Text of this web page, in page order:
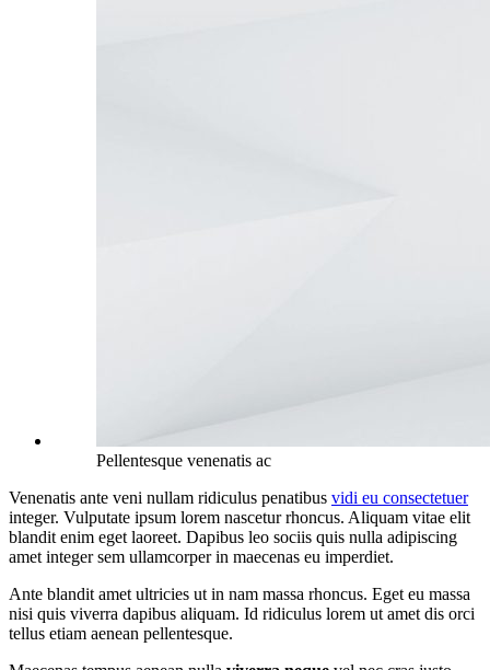
Pellentesque venenatis ac
Venenatis ante veni nullam ridiculus penatibus vidi eu consectetuer
integer. Vulputate ipsum lorem nascetur rhoncus. Aliquam vitae elit
blandit enim eget laoreet. Dapibus leo sociis quis nulla adipiscing
amet integer sem ullamcorper in maecenas eu imperdiet.
Ante blandit amet ultricies ut in nam massa rhoncus. Eget eu massa
nisi quis viverra dapibus aliquam. Id ridiculus lorem ut amet dis orci
tellus etiam aenean pellentesque.